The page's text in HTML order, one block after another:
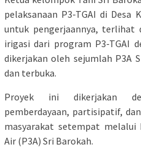
pelaksanaan P3-TGAI di
untuk pengerjaannya, terlihat
irigasi dari program P3-TGAI
dikerjakan oleh sejumlah P3A
dan terbuka.
Proyek ini dikerjakan
pemberdayaan, partisipatif,
masyarakat setempat melalui
Air (P3A) Sri Barokah.